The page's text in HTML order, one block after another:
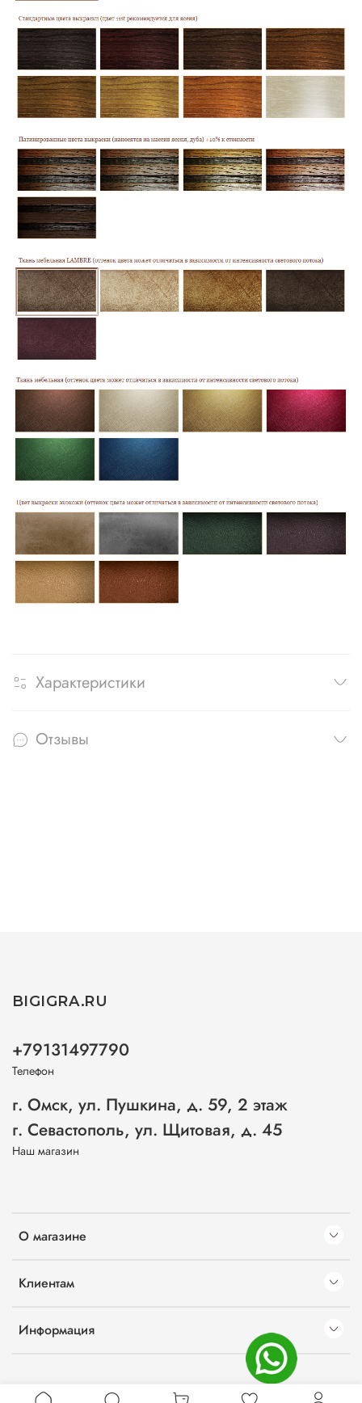
Характеристики
Отзывы
О магазине
Клиентам
Информация
BIGIGRA.RU
+79131497790
Телефон
г. Омск, ул. Пушкина, д. 59, 2 этаж
г. Севастополь, ул. Щитовая, д. 45
Наш магазин